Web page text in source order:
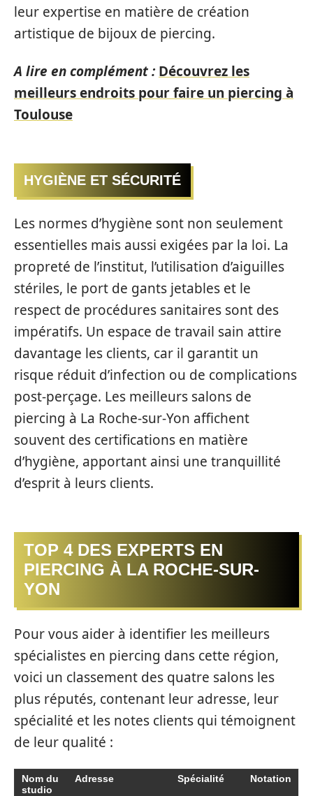
leur expertise en matière de création
artistique de bijoux de piercing.
A lire en complément : Découvrez les
meilleurs endroits pour faire un piercing à
Toulouse
HYGIÈNE ET SÉCURITÉ
Les normes d’hygiène sont non seulement
essentielles mais aussi exigées par la loi. La
propreté de l’institut, l’utilisation d’aiguilles
stériles, le port de gants jetables et le
respect de procédures sanitaires sont des
impératifs. Un espace de travail sain attire
davantage les clients, car il garantit un
risque réduit d’infection ou de complications
post-perçage. Les meilleurs salons de
piercing à La Roche-sur-Yon affichent
souvent des certifications en matière
d’hygiène, apportant ainsi une tranquillité
d’esprit à leurs clients.
TOP 4 DES EXPERTS EN
PIERCING À LA ROCHE-SUR-
YON
Pour vous aider à identifier les meilleurs
spécialistes en piercing dans cette région,
voici un classement des quatre salons les
plus réputés, contenant leur adresse, leur
spécialité et les notes clients qui témoignent
de leur qualité :
Nom du
studio
Adresse Spécialité Notation